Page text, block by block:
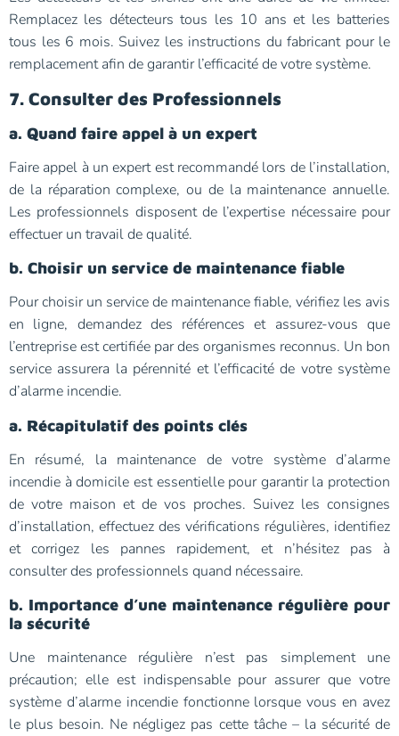
Remplacez les détecteurs tous les 10 ans et les batteries
tous les 6 mois. Suivez les instructions du fabricant pour le
remplacement afin de garantir l’efficacité de votre système.
7. Consulter des Professionnels
a. Quand faire appel à un expert
Faire appel à un expert est recommandé lors de l’installation,
de la réparation complexe, ou de la maintenance annuelle.
Les professionnels disposent de l’expertise nécessaire pour
effectuer un travail de qualité.
b. Choisir un service de maintenance fiable
Pour choisir un service de maintenance fiable, vérifiez les avis
en ligne, demandez des références et assurez-vous que
l’entreprise est certifiée par des organismes reconnus. Un bon
service assurera la pérennité et l’efficacité de votre système
d’alarme incendie.
a. Récapitulatif des points clés
En résumé, la maintenance de votre système d’alarme
incendie à domicile est essentielle pour garantir la protection
de votre maison et de vos proches. Suivez les consignes
d’installation, effectuez des vérifications régulières, identifiez
et corrigez les pannes rapidement, et n’hésitez pas à
consulter des professionnels quand nécessaire.
b. Importance d’une maintenance régulière pour
la sécurité
Une maintenance régulière n’est pas simplement une
précaution; elle est indispensable pour assurer que votre
système d’alarme incendie fonctionne lorsque vous en avez
le plus besoin. Ne négligez pas cette tâche – la sécurité de